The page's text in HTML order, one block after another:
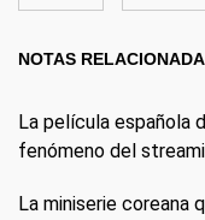
NOTAS
La película española
fenómeno del
La miniserie coreana